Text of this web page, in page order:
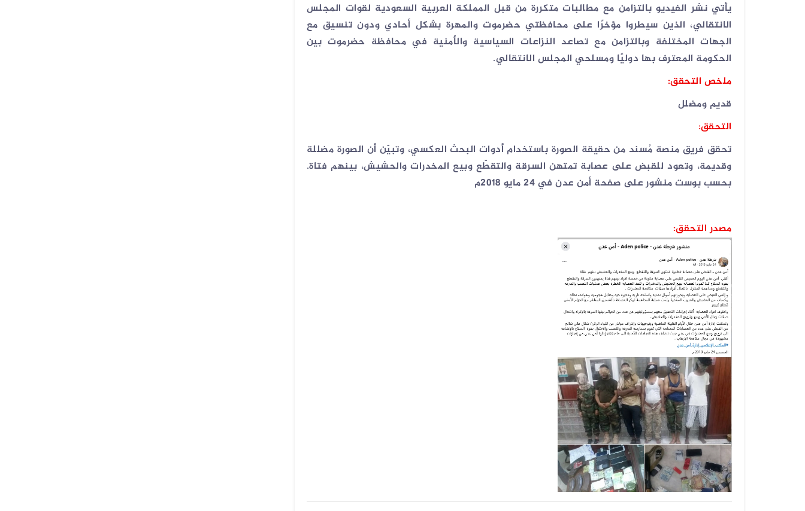
يأتي نشر الفيديو بالتزامن مع مطالبات متكررة من قبل المملكة العربية السعودية لقوات المجلس
الانتقالي، الذين سيطروا مؤخرًا على محافظتي حضرموت والمهرة بشكل أحادي ودون تنسيق مع
الجهات المختلفة وبالتزامن مع تصاعد النزاعات السياسية والأمنية في محافظة حضرموت بين
الحكومة المعترف بها دوليًا ومسلحي المجلس الانتقالي.
ملخص التحقق:
قديم ومضلل
التحقق:
تحقق فريق منصة مُسند من حقيقة الصورة باستخدام أدوات البحث العكسي، وتبيّن أن الصورة مضللة
وقديمة، وتعود للقبض على عصابة تمتهن السرقة والتقطّع وبيع المخدرات والحشيش، بينهم فتاة.
بحسب بوست منشور على صفحة أمن عدن في 24 مايو 2018م
مصدر التحقق: